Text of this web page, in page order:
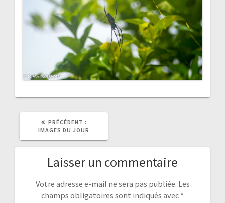
PRÉCÉDENT :
PRÉCÉDENT
IMAGES DU JOUR
Laisser un commentaire
Votre adresse e-mail ne sera pas publiée. Les
champs obligatoires sont indiqués avec *